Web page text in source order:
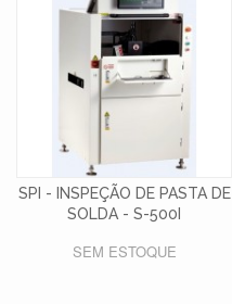
SPI - INSPEÇÃO DE PASTA DE
SOLDA - S-500I
SEM ESTOQUE